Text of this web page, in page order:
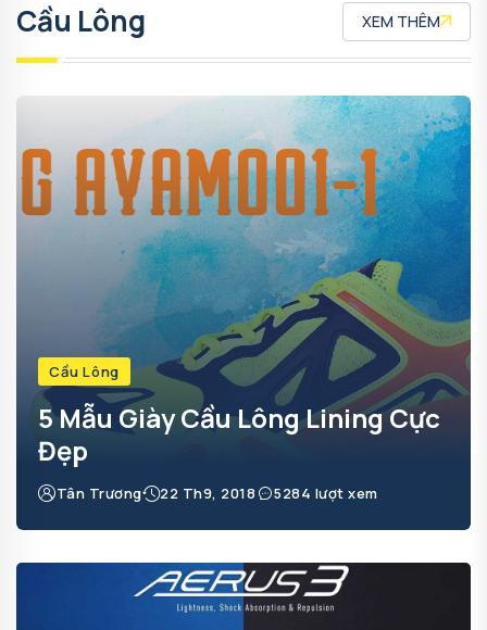
Cầu Lông XEM THÊM
Cầu Lông
5 Mẫu Giày Cầu Lông Lining Cực
Đẹp
Tân Trương 22 Th9, 2018 5284 lượt xem